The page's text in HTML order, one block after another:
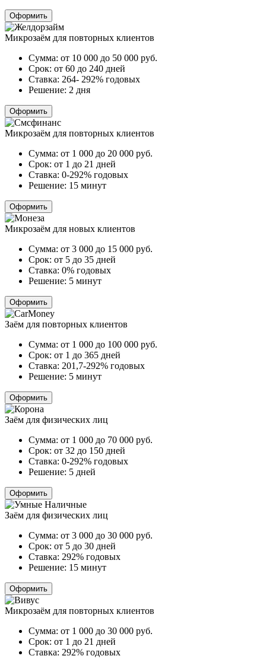
Оформить
Микрозаём для повторных клиентов
Сумма: от 10 000 до 50 000 руб.
Срок: от 60 до 240 дней
Ставка: 264- 292% годовых
Решение: 2 дня
Оформить
Микрозаём для повторных клиентов
Сумма: от 1 000 до 20 000 руб.
Срок: от 1 до 21 дней
Ставка: 0-292% годовых
Решение: 15 минут
Оформить
Микрозаём для новых клиентов
Сумма: от 3 000 до 15 000 руб.
Срок: от 5 до 35 дней
Ставка: 0% годовых
Решение: 5 минут
Оформить
Заём для повторных клиентов
Сумма: от 1 000 до 100 000 руб.
Срок: от 1 до 365 дней
Ставка: 201,7-292% годовых
Решение: 5 минут
Оформить
Заём для физических лиц
Сумма: от 1 000 до 70 000 руб.
Срок: от 32 до 150 дней
Ставка: 0-292% годовых
Решение: 5 дней
Оформить
Заём для физических лиц
Сумма: от 3 000 до 30 000 руб.
Срок: от 5 до 30 дней
Ставка: 292% годовых
Решение: 15 минут
Оформить
Микрозаём для повторных клиентов
Сумма: от 1 000 до 30 000 руб.
Срок: от 1 до 21 дней
Ставка: 292% годовых